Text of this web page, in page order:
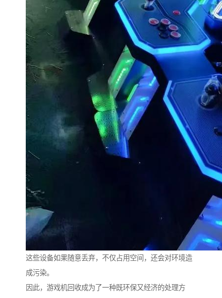
这些设备如果随意丢弃，不仅占用空间，还会对环境造
成污染。
因此，游戏机回收成为了一种既环保又经济的处理方